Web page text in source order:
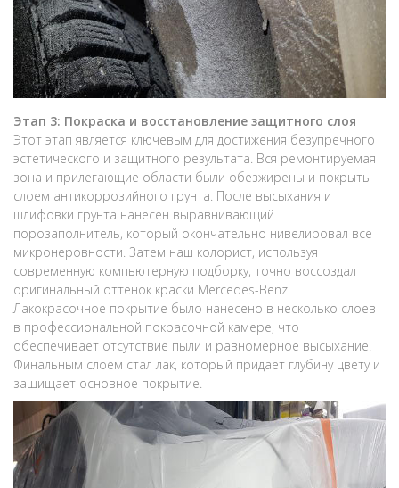
Этап 3: Покраска и восстановление защитного слоя
Этот этап является ключевым для достижения безупречного
эстетического и защитного результата. Вся ремонтируемая
зона и прилегающие области были обезжирены и покрыты
слоем антикоррозийного грунта. После высыхания и
шлифовки грунта нанесен выравнивающий
порозаполнитель, который окончательно нивелировал все
микронеровности. Затем наш колорист, используя
современную компьютерную подборку, точно воссоздал
оригинальный оттенок краски Mercedes-Benz.
Лакокрасочное покрытие было нанесено в несколько слоев
в профессиональной покрасочной камере, что
обеспечивает отсутствие пыли и равномерное высыхание.
Финальным слоем стал лак, который придает глубину цвету и
защищает основное покрытие.